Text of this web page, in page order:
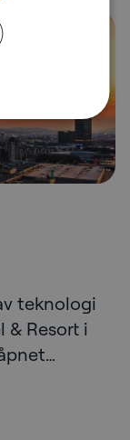
teknologi
& Resort i